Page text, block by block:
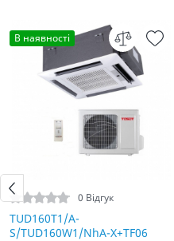
В наявності
0 Відгук
TUD160T1/A-
S/TUD160W1/NhA-X+TF06